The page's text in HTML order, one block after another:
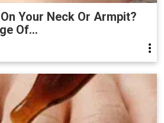
Your Neck Or Armpit?
Of...